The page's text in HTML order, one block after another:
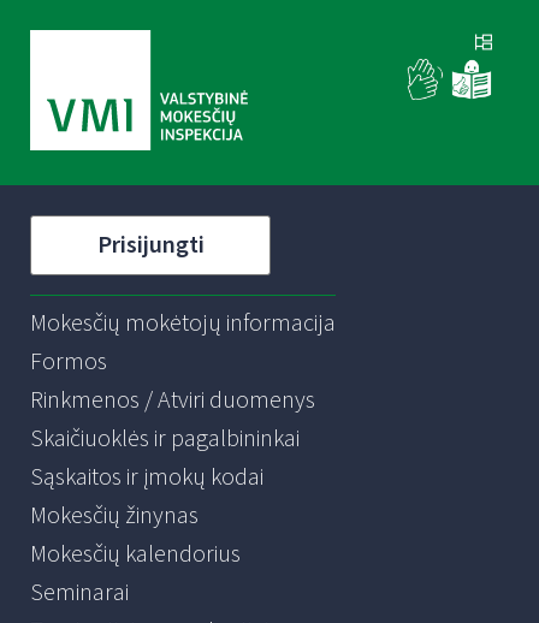
Prisijungti
Mokesčių mokėtojų informacija
Formos
Rinkmenos / Atviri duomenys
Skaičiuoklės ir pagalbininkai
Sąskaitos ir įmokų kodai
Mokesčių žinynas
Mokesčių kalendorius
Seminarai